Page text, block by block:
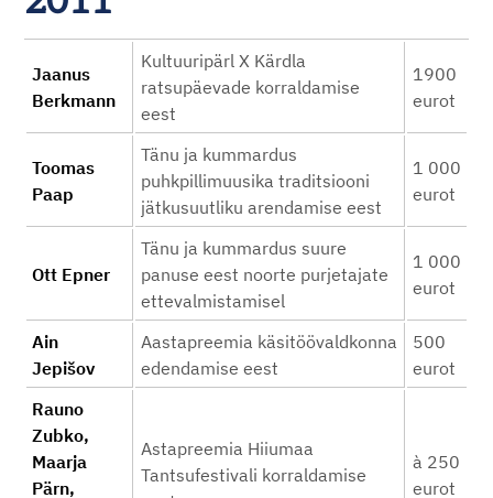
Jaanus
Berkmann
Kultuuripärl X Kärdla
ratsupäevade korraldamise
eest
1900
eurot
Toomas
Paap
Tänu ja kummardus
puhkpillimuusika traditsiooni
jätkusuutliku arendamise eest
1 000
eurot
Ott Epner
Tänu ja kummardus suure
panuse eest noorte purjetajate
ettevalmistamisel
1 000
eurot
Ain
Jepišov
Aastapreemia käsitöövaldkonna
edendamise eest
500
eurot
Rauno
Zubko,
Maarja
Pärn,
Astapreemia Hiiumaa
Tantsufestivali korraldamise
à 250
eurot